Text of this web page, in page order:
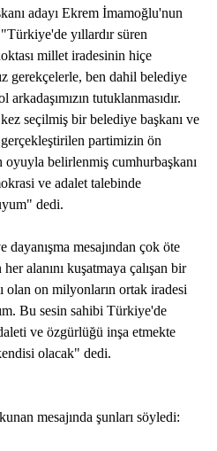
adayı Ekrem İmamoğlu'nun
yıllardır süren
millet iradesinin hiçe
gerekçelerle, ben dahil belediye
tutuklanmasıdır.
seçilmiş bir belediye başkanı ve
partimizin ön
belirlenmiş cumhurbaşkanı
ve adalet talebinde
dedi.
mesajından çok öte
alanını kuşatmaya çalışan bir
olan on milyonların ortak iradesi
Bu sesin sahibi Türkiye'de
ve özgürlüğü inşa etmekte
olacak" dedi.
mesajında şunları söyledi: